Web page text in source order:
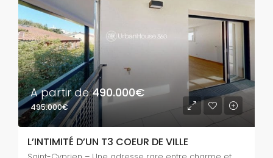
A partir de490.000€
495.000€
L’INTIMITÉ D’UN T3 COEUR DE VILLE